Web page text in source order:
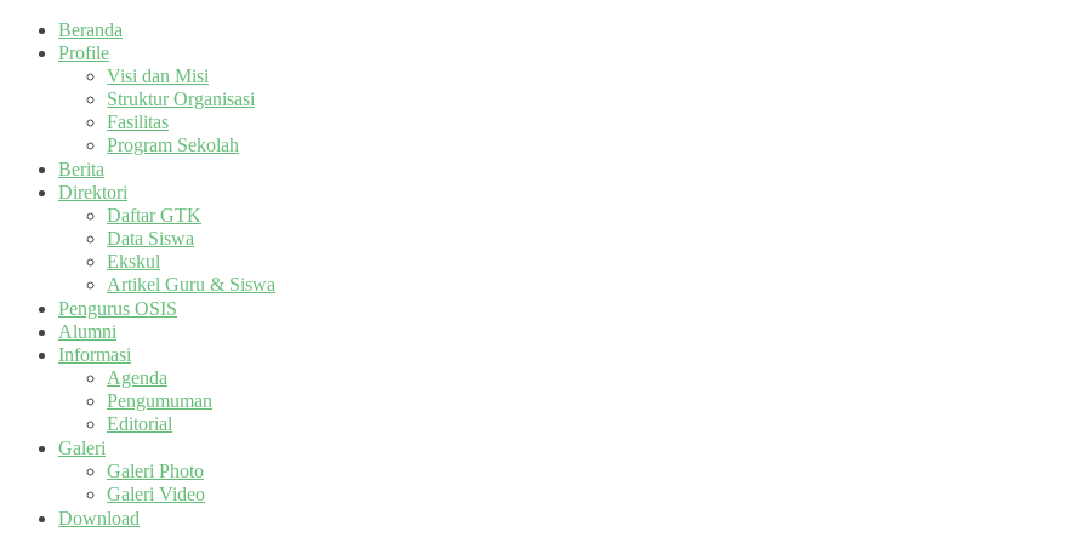
Beranda
Profile
Visi dan Misi
Struktur Organisasi
Fasilitas
Program Sekolah
Berita
Direktori
Daftar GTK
Data Siswa
Ekskul
Artikel Guru & Siswa
Pengurus OSIS
Alumni
Informasi
Agenda
Pengumuman
Editorial
Galeri
Galeri Photo
Galeri Video
Download